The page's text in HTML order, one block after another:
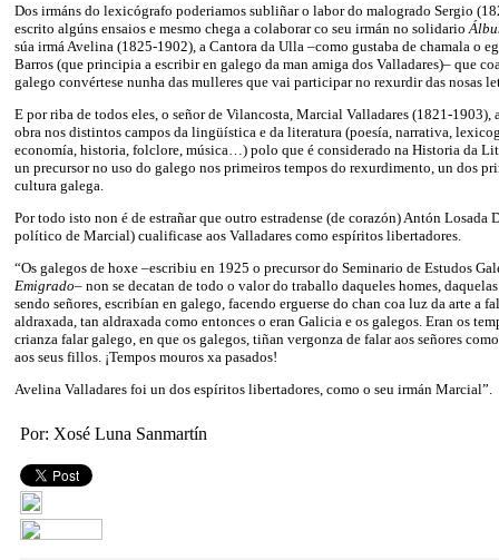
Dos irmáns do lexicógrafo poderiamos subliñar o labor do malogrado Sergio
escrito algúns ensaios e mesmo chega a colaborar co seu irmán no solidario
súa irmá Avelina (1825-1902), a Cantora da Ulla –como gustaba de chamala o
Barros (que principia a escribir en galego da man amiga dos Valladares)– que
galego convértese nunha das mulleres que vai participar no rexurdir das nosas
E por riba de todos eles, o señor de Vilancosta, Marcial Valladares (1821-
obra nos distintos campos da lingüística e da literatura (poesía, narrativa,
economía, historia, folclore, música…) polo que é considerado na Historia da
un precursor no uso do galego nos primeiros tempos do rexurdimento, un dos
cultura galega.
Por todo isto non é de estrañar que outro estradense (de corazón) Antón Losada
político de Marcial) cualificase aos Valladares como espíritos libertadores.
“Os galegos de hoxe –escribiu en 1925 o precursor do Seminario de Estudos
Emigrado– non se decatan de todo o valor do traballo daqueles homes,
sendo señores, escribían en galego, facendo erguerse do chan coa luz da arte a
aldraxada, tan aldraxada como entonces o eran Galicia e os galegos. Eran os
crianza falar galego, en que os galegos, tiñan vergonza de falar aos señores
aos seus fillos. ¡Tempos mouros xa pasados!
Avelina Valladares foi un dos espíritos libertadores, como o seu irmán Marcial”.
Por: Xosé Luna Sanmartín